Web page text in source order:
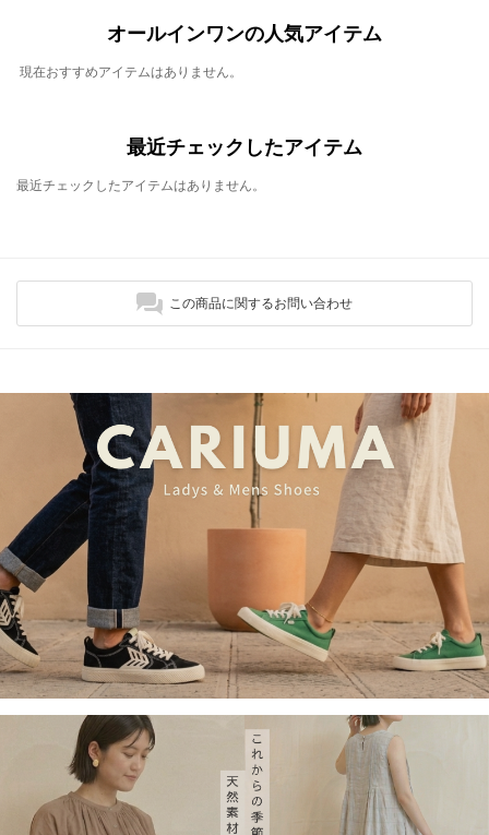
オールインワンの人気アイテム
現在おすすめアイテムはありません。
最近チェックしたアイテム
最近チェックしたアイテムはありません。
この商品に関するお問い合わせ